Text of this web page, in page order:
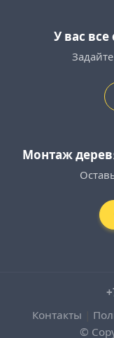
У вас
Монтаж
©
Контакты